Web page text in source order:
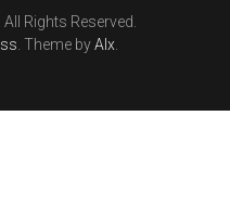
Rights Reserved.
. Theme byAlx